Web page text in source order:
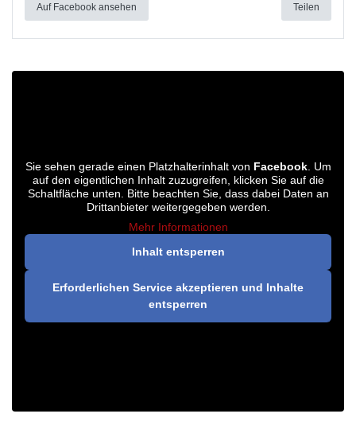
Auf Facebook ansehen Teilen
Sie sehen gerade einen Platzhalterinhalt von Facebook. Um
auf den eigentlichen Inhalt zuzugreifen, klicken Sie auf die
Schaltfläche unten. Bitte beachten Sie, dass dabei Daten an
Drittanbieter weitergegeben werden.
Mehr Informationen
Inhalt entsperren
Erforderlichen Service akzeptieren und Inhalte
entsperren